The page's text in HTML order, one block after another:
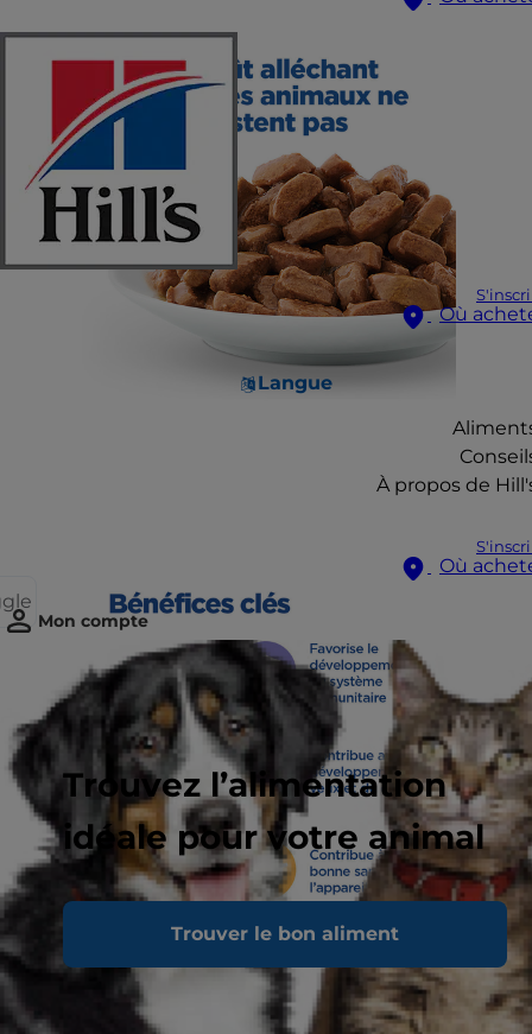
Où
Langue
À propos de
Où
Mon compte
Trouvez l’alimentation
idéale pour votre animal
Trouver le bon aliment